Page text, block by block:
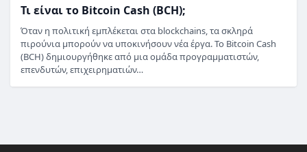
Τι είναι το Bitcoin Cash (BCH);
Όταν η πολιτική εμπλέκεται στα blockchains, τα σκληρά
πιρούνια μπορούν να υποκινήσουν νέα έργα. Το Bitcoin Cash
(BCH) δημιουργήθηκε από μια ομάδα προγραμματιστών,
επενδυτών, επιχειρηματιών…